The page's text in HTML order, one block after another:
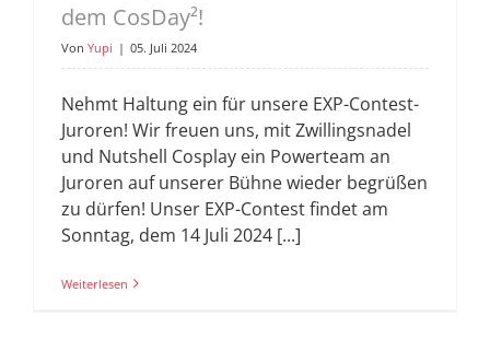
dem CosDay²!
Von Yupi | 05. Juli 2024
Nehmt Haltung ein für unsere EXP-Contest-
Juroren! Wir freuen uns, mit Zwillingsnadel
und Nutshell Cosplay ein Powerteam an
Juroren auf unserer Bühne wieder begrüßen
zu dürfen! Unser EXP-Contest findet am
Sonntag, dem 14 Juli 2024 [...]
Weiterlesen